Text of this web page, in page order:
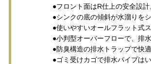
●フロント面はR仕上の安全設計
●シンクの底の傾斜が水溜りを
●使いやすいオールフラット式
●小判型オーバーフローで、排水
●防臭構造の排水トラップで快適
●ゴミ受けカゴで排水パイプはい